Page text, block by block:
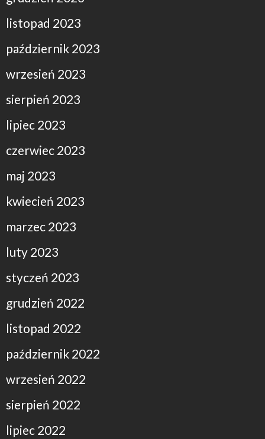
listopad 2023
październik 2023
wrzesień 2023
sierpień 2023
lipiec 2023
czerwiec 2023
maj 2023
kwiecień 2023
marzec 2023
luty 2023
styczeń 2023
grudzień 2022
listopad 2022
październik 2022
wrzesień 2022
sierpień 2022
lipiec 2022